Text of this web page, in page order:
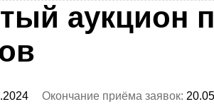
аукцион
Окончание приёма заявок: